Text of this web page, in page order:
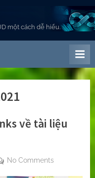
một cách dễ hiểu.
về tài liệu
No Commentson